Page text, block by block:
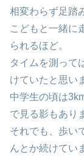
相変わらず足踏
こどもと一緒に
られるほど。
タイムを測って
けていたと思い
中学生の頃は
で見る影もあり
それでも、歩い
んとか続けてい